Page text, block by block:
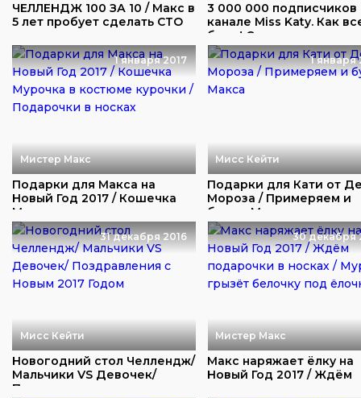
ЧЕЛЛЕНДЖ 100 ЗА 10 / Макс в
5 лет пробует сделать СТО
3 000 000 подписчиков
канале Miss Katy. Как
было! С ч...
1 января 2017
Мистер Макс
Подарки для Макса на
Новый Год 2017 / Кошечка
Мурочка в кост...
1 января
Мисс Кейти
Подарки для Кати от
Мороза / Примеряем и
будим Макса
31 декабря 2016
Мисс Кейти
Новогодний стол Челлендж/
Мальчики VS Девочек/
Поздравления ...
30 декабря
Мистер Макс
Макс наряжает ёлку на
Новый Год 2017 / Ждём